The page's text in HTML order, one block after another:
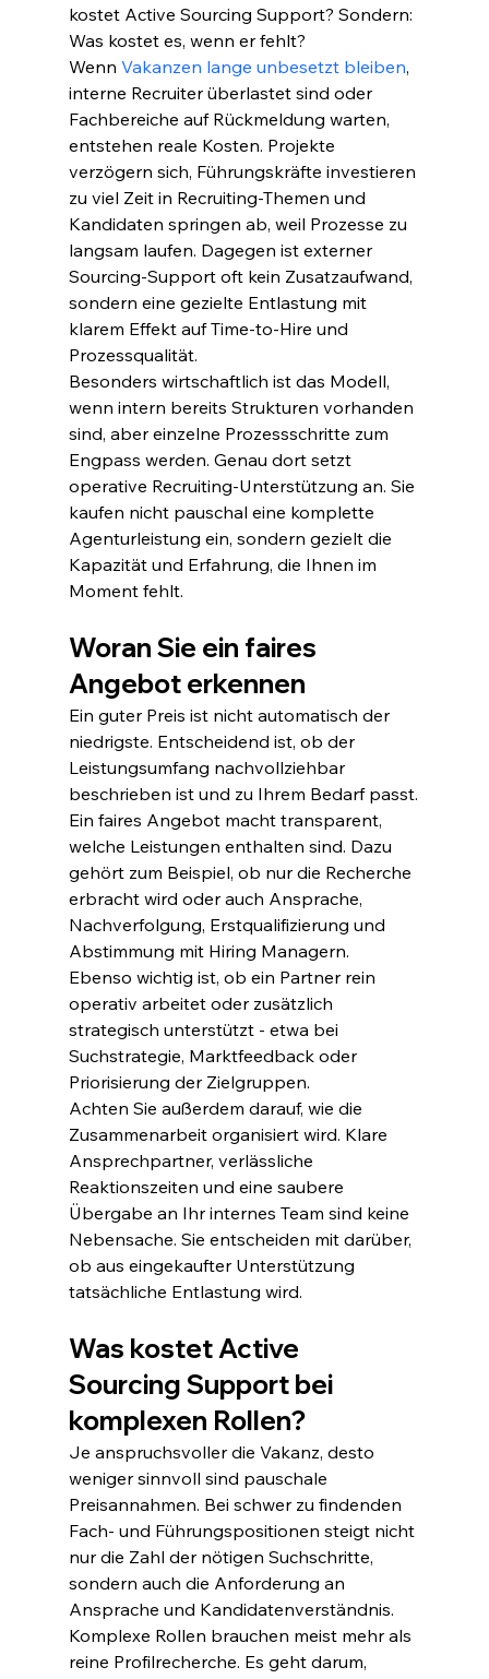
kostet Active Sourcing Support? Sondern:
Was kostet es, wenn er fehlt?
Wenn Vakanzen lange unbesetzt bleiben,
interne Recruiter überlastet sind oder
Fachbereiche auf Rückmeldung warten,
entstehen reale Kosten. Projekte
verzögern sich, Führungskräfte investieren
zu viel Zeit in Recruiting-Themen und
Kandidaten springen ab, weil Prozesse zu
langsam laufen. Dagegen ist externer
Sourcing-Support oft kein Zusatzaufwand,
sondern eine gezielte Entlastung mit
klarem Effekt auf Time-to-Hire und
Prozessqualität.
Besonders wirtschaftlich ist das Modell,
wenn intern bereits Strukturen vorhanden
sind, aber einzelne Prozessschritte zum
Engpass werden. Genau dort setzt
operative Recruiting-Unterstützung an. Sie
kaufen nicht pauschal eine komplette
Agenturleistung ein, sondern gezielt die
Kapazität und Erfahrung, die Ihnen im
Moment fehlt.
Woran Sie ein faires
Angebot erkennen
Ein guter Preis ist nicht automatisch der
niedrigste. Entscheidend ist, ob der
Leistungsumfang nachvollziehbar
beschrieben ist und zu Ihrem Bedarf passt.
Ein faires Angebot macht transparent,
welche Leistungen enthalten sind. Dazu
gehört zum Beispiel, ob nur die Recherche
erbracht wird oder auch Ansprache,
Nachverfolgung, Erstqualifizierung und
Abstimmung mit Hiring Managern.
Ebenso wichtig ist, ob ein Partner rein
operativ arbeitet oder zusätzlich
strategisch unterstützt - etwa bei
Suchstrategie, Marktfeedback oder
Priorisierung der Zielgruppen.
Achten Sie außerdem darauf, wie die
Zusammenarbeit organisiert wird. Klare
Ansprechpartner, verlässliche
Reaktionszeiten und eine saubere
Übergabe an Ihr internes Team sind keine
Nebensache. Sie entscheiden mit darüber,
ob aus eingekaufter Unterstützung
tatsächliche Entlastung wird.
Was kostet Active
Sourcing Support bei
komplexen Rollen?
Je anspruchsvoller die Vakanz, desto
weniger sinnvoll sind pauschale
Preisannahmen. Bei schwer zu findenden
Fach- und Führungspositionen steigt nicht
nur die Zahl der nötigen Suchschritte,
sondern auch die Anforderung an
Ansprache und Kandidatenverständnis.
Komplexe Rollen brauchen meist mehr als
reine Profilrecherche. Es geht darum,